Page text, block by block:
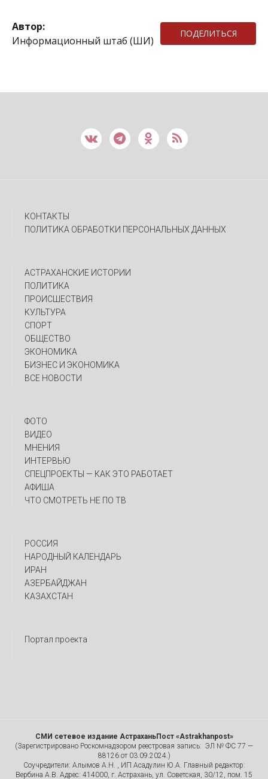
Автор:
Информационный штаб (ШИ)
ПОДЕЛИТЬСЯ
КОНТАКТЫ
ПОЛИТИКА ОБРАБОТКИ ПЕРСОНАЛЬНЫХ ДАННЫХ
АСТРАХАНСКИЕ ИСТОРИИ
ПОЛИТИКА
ПРОИСШЕСТВИЯ
КУЛЬТУРА
СПОРТ
ОБЩЕСТВО
ЭКОНОМИКА
БИЗНЕС И ЭКОНОМИКА
ВСЕ НОВОСТИ
ФОТО
ВИДЕО
МНЕНИЯ
ИНТЕРВЬЮ
CПЕЦПРОЕКТЫ — КАК ЭТО РАБОТАЕТ
АФИША
ЧТО СМОТРЕТЬ НЕ ПО ТВ
РОССИЯ
НАРОДНЫЙ КАЛЕНДАРЬ
ИРАН
АЗЕРБАЙДЖАН
КАЗАХСТАН
Портал проекта
СМИ сетевое издание АстраханьПост «Astrakhanpost»
(Зарегистрировано Роскомнадзором реестровая запись: ЭЛ № ФС 77 —
88126 от 03.09.2024.)
Соучредители: Алымов А.Н. , ИП Асадулин Ю.А. Главный редактор:
Вербина А.В. Адрес: 414000, г. Астрахань, ул. Советская, 30/12, пом. 15